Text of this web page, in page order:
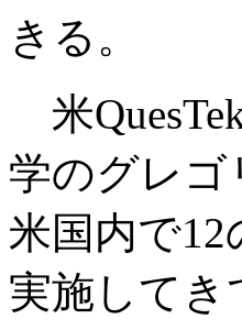
きる。
米
学のグレゴ
米国内で
実施してき